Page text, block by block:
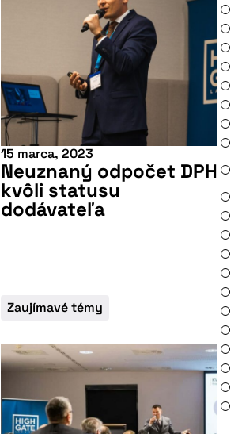
15 marca, 2023
Neuznaný odpočet DPH
kvôli statusu
dodávateľa
Zaujímavé témy